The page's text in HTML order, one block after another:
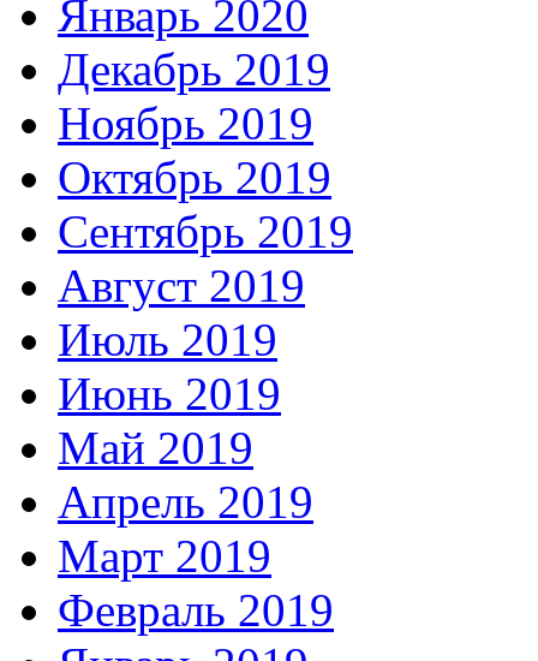
Январь 2020
Декабрь 2019
Ноябрь 2019
Октябрь 2019
Сентябрь 2019
Август 2019
Июль 2019
Июнь 2019
Май 2019
Апрель 2019
Март 2019
Февраль 2019